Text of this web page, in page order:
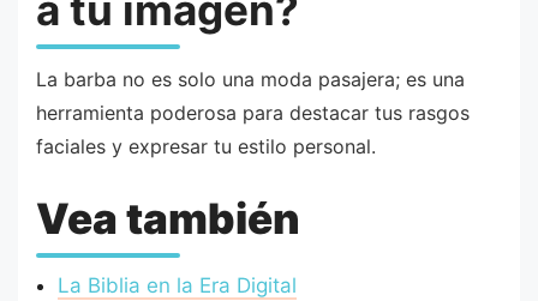
La barba no es solo una moda pasajera; es una
herramienta poderosa para destacar tus rasgos
faciales y expresar tu estilo personal.
Vea también
La Biblia en la Era Digital